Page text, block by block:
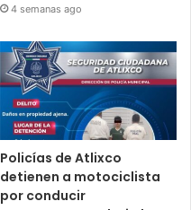
4 semanas ago
Policías de Atlixco
detienen a motociclista
por conducir